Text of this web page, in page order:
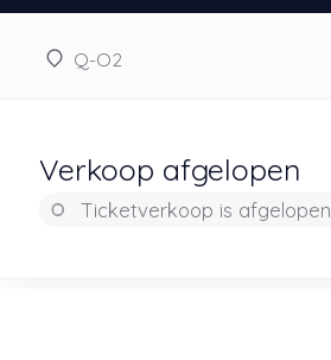
Q-O2
Verkoop afgelopen
Ticketverkoop is afgelopen